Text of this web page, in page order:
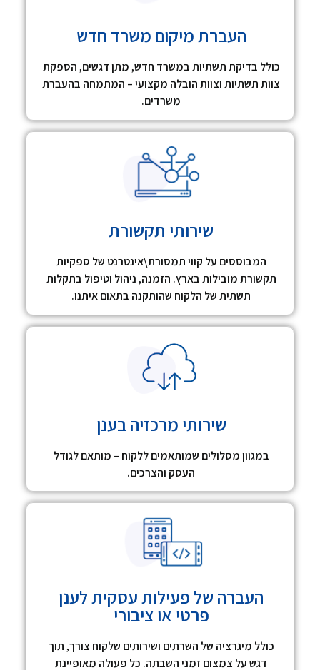
העברת מיקום משרד חדש
כולל בדיקת תשתיות במשרד חדש, מתן דגשים, הספקת
צוות תשתיות וצוות הובלה מקצועי – המתמחה בהעברת
משרדים.
שירותי תקשורת
המבוססים על קווי תמסורת\אינטרנט של ספקיות
תקשורת מובילות בארץ. הזמנה, ניהול וטיפול בתקלות
תשתית של הלקוח שהותקנה בתאום איתנו.
שירותי מרכזיה בענן
במגוון מסלולים שמותאמים ללקוח – מותאם לגודל
העסק והצרכים.
העברה של פעילות עסקית לענן
פרטי או ציבורי
כולל מיגרציה של השרתים ושירותים שלקוח צורך, תוך
דגש על צמצום זמני השבתה. כל פעולה מאופיינת